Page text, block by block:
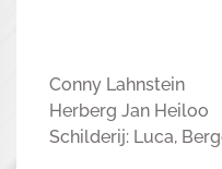
Conny Lahnstein
Herberg Jan Heiloo
Schilderij: Luca,